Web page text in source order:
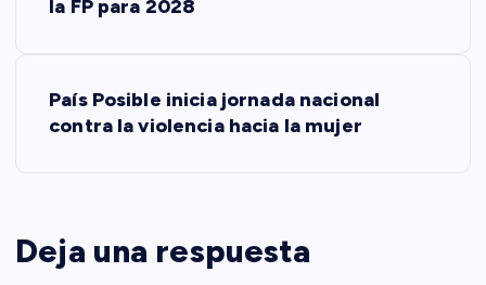
a
la FP para 2028
País Posible inicia jornada nacional
contra la violencia hacia la mujer
Deja una respuesta